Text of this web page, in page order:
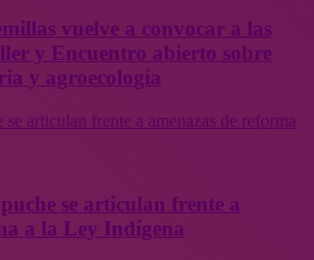
vuelve a convocar a las
y Encuentro abierto sobre
y agroecología
articulan frente a amenazas de reforma
se articulan frente a
a la Ley Indígena